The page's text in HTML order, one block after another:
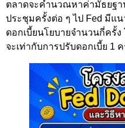
ตลาดจะคำนวณหาค่ามัธยฐา
ประชุมครั้งต่อ ๆ ไป Fed มีแ
ดอกเบี้ยนโยบายจำนวนกี่ครั้
จะเท่ากับการปรับดอกเบี้ย 1